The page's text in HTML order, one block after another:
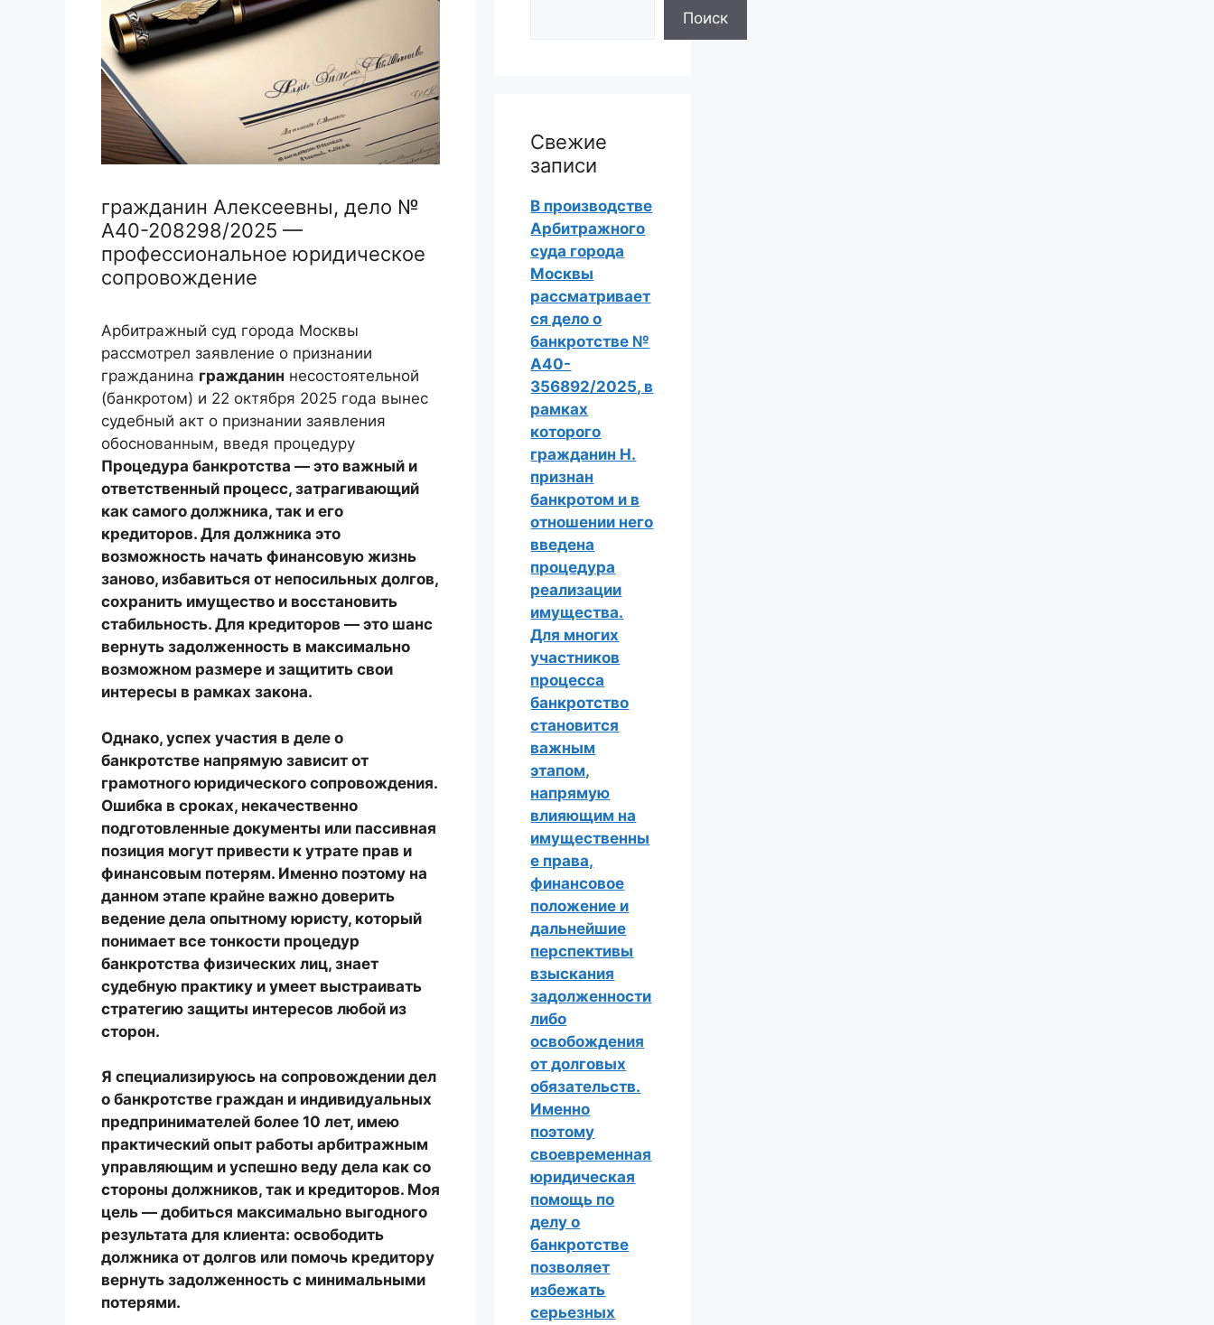
гражданин Алексеевны, дело №
А40-208298/2025 —
профессиональное юридическое
сопровождение
Арбитражный суд города Москвы
рассмотрел заявление о признании
гражданина гражданин несостоятельной
(банкротом) и 22 октября 2025 года вынес
судебный акт о признании заявления
обоснованным, введя процедуру
Процедура банкротства — это важный и
ответственный процесс, затрагивающий
как самого должника, так и его
кредиторов. Для должника это
возможность начать финансовую жизнь
заново, избавиться от непосильных долгов,
сохранить имущество и восстановить
стабильность. Для кредиторов — это шанс
вернуть задолженность в максимально
возможном размере и защитить свои
интересы в рамках закона.
Однако, успех участия в деле о
банкротстве напрямую зависит от
грамотного юридического сопровождения.
Ошибка в сроках, некачественно
подготовленные документы или пассивная
позиция могут привести к утрате прав и
финансовым потерям. Именно поэтому на
данном этапе крайне важно доверить
ведение дела опытному юристу, который
понимает все тонкости процедур
банкротства физических лиц, знает
судебную практику и умеет выстраивать
стратегию защиты интересов любой из
сторон.
Я специализируюсь на сопровождении дел
о банкротстве граждан и индивидуальных
предпринимателей более 10 лет, имею
практический опыт работы арбитражным
управляющим и успешно веду дела как со
стороны должников, так и кредиторов. Моя
цель — добиться максимально выгодного
результата для клиента: освободить
должника от долгов или помочь кредитору
вернуть задолженность с минимальными
потерями.
Поиск
Свежие
записи
В производстве
Арбитражного
суда города
Москвы
рассматривает
ся дело о
банкротстве №
А40-
356892/2025, в
рамках
которого
гражданин Н.
признан
банкротом и в
отношении него
введена
процедура
реализации
имущества.
Для многих
участников
процесса
банкротство
становится
важным
этапом,
напрямую
влияющим на
имущественны
е права,
финансовое
положение и
дальнейшие
перспективы
взыскания
задолженности
либо
освобождения
от долговых
обязательств.
Именно
поэтому
своевременная
юридическая
помощь по
делу о
банкротстве
позволяет
избежать
серьезных